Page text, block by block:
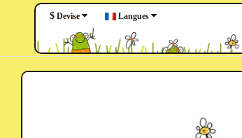
$ Devise Langues